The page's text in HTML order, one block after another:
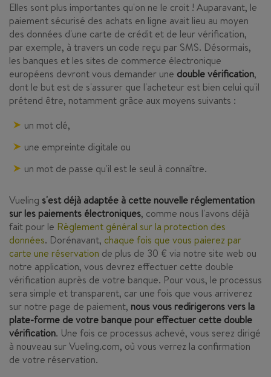
Elles sont plus importantes qu'on ne le croit ! Auparavant, le
paiement sécurisé des achats en ligne avait lieu au moyen
des données d'une carte de crédit et de leur vérification,
par exemple, à travers un code reçu par SMS. Désormais,
les banques et les sites de commerce électronique
européens devront vous demander une double vérification,
dont le but est de s'assurer que l'acheteur est bien celui qu'il
prétend être, notamment grâce aux moyens suivants :
un mot clé,
une empreinte digitale ou
un mot de passe qu'il est le seul à connaître.
Vueling s'est déjà adaptée à cette nouvelle réglementation
sur les paiements électroniques, comme nous l'avons déjà
fait pour le Règlement général sur la protection des
données. Dorénavant, chaque fois que vous paierez par
carte une réservation de plus de 30 € via notre site web ou
notre application, vous devrez effectuer cette double
vérification auprès de votre banque. Pour vous, le processus
sera simple et transparent, car une fois que vous arriverez
sur notre page de paiement, nous vous redirigerons vers la
plate-forme de votre banque pour effectuer cette double
vérification. Une fois ce processus achevé, vous serez dirigé
à nouveau sur Vueling.com, où vous verrez la confirmation
de votre réservation.